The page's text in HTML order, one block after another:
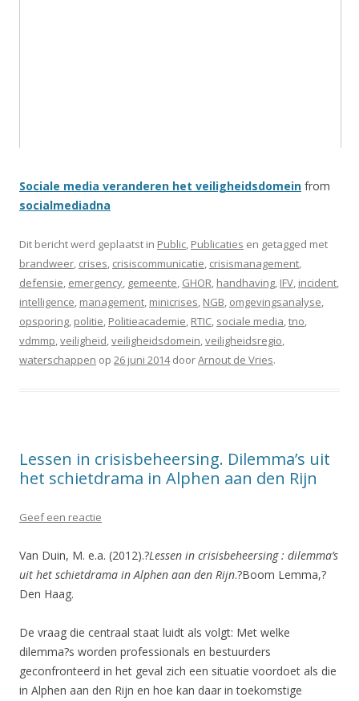
Sociale media veranderen het veiligheidsdomein from
socialmediadna
Dit bericht werd geplaatst in Public, Publicaties en getagged met
brandweer, crises, crisiscommunicatie, crisismanagement,
defensie, emergency, gemeente, GHOR, handhaving, IFV, incident,
intelligence, management, minicrises, NGB, omgevingsanalyse,
opsporing, politie, Politieacademie, RTIC, sociale media,tno,
vdmmp,veiligheid,veiligheidsdomein,veiligheidsregio,
waterschappen op 26 juni 2014doorArnout de Vries.
Lessen in crisisbeheersing. Dilemma’s uit
het schietdrama in Alphen aan den Rijn
Geef een reactie
Van Duin, M. e.a. (2012).?Lessen in crisisbeheersing : dilemma’s
uit het schietdrama in Alphen aan den Rijn.?Boom Lemma,?
Den Haag.
De vraag die centraal staat luidt als volgt: Met welke
dilemma?s worden professionals en bestuurders
geconfronteerd in het geval zich een situatie voordoet als die
in Alphen aan den Rijn en hoe kan daar in toekomstige